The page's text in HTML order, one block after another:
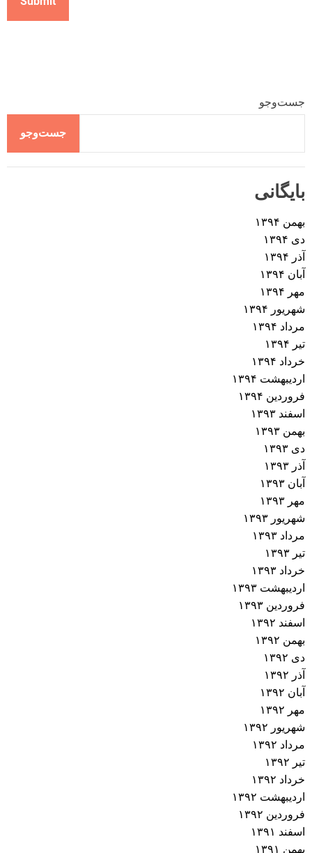
جست‌وجو
جست‌وجو
بایگانی
بهمن ۱۳۹۴
دی ۱۳۹۴
آذر ۱۳۹۴
آبان ۱۳۹۴
مهر ۱۳۹۴
شهریور ۱۳۹۴
مرداد ۱۳۹۴
تیر ۱۳۹۴
خرداد ۱۳۹۴
اردیبهشت ۱۳۹۴
فروردین ۱۳۹۴
اسفند ۱۳۹۳
بهمن ۱۳۹۳
دی ۱۳۹۳
آذر ۱۳۹۳
آبان ۱۳۹۳
مهر ۱۳۹۳
شهریور ۱۳۹۳
مرداد ۱۳۹۳
تیر ۱۳۹۳
خرداد ۱۳۹۳
اردیبهشت ۱۳۹۳
فروردین ۱۳۹۳
اسفند ۱۳۹۲
بهمن ۱۳۹۲
دی ۱۳۹۲
آذر ۱۳۹۲
آبان ۱۳۹۲
مهر ۱۳۹۲
شهریور ۱۳۹۲
مرداد ۱۳۹۲
تیر ۱۳۹۲
خرداد ۱۳۹۲
اردیبهشت ۱۳۹۲
فروردین ۱۳۹۲
اسفند ۱۳۹۱
بهمن ۱۳۹۱